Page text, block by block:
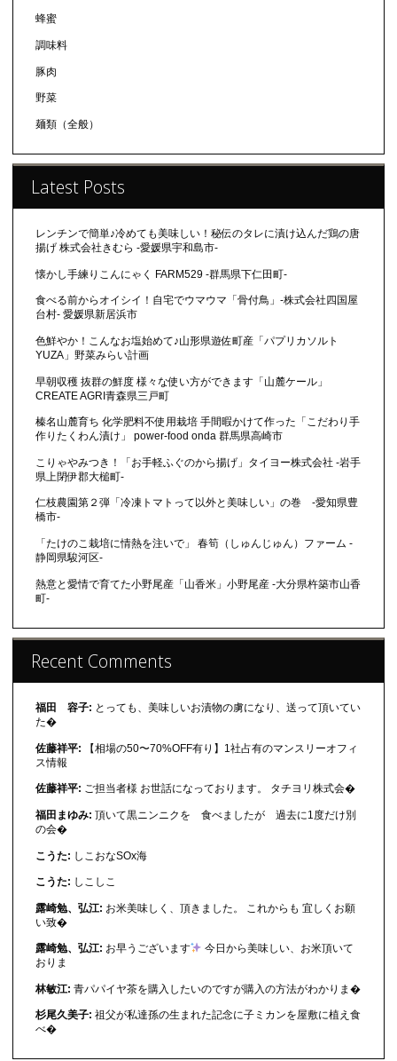
蜂蜜
調味料
豚肉
野菜
麺類（全般）
Latest Posts
レンチンで簡単♪冷めても美味しい！秘伝のタレに漬け込んだ鶏の唐
揚げ 株式会社きむら -愛媛県宇和島市-
懐かし手練りこんにゃく FARM529 -群馬県下仁田町-
食べる前からオイシイ！自宅でウマウマ「骨付鳥」-株式会社四国屋
台村- 愛媛県新居浜市
色鮮やか！こんなお塩始めて♪山形県遊佐町産「パプリカソルト
YUZA」野菜みらい計画
早朝収穫 抜群の鮮度 様々な使い方ができます「山麓ケール」
CREATE AGRI青森県三戸町
榛名山麓育ち 化学肥料不使用栽培 手間暇かけて作った「こだわり手
作りたくわん漬け」 power-food onda 群馬県高崎市
こりゃやみつき！「お手軽ふぐのから揚げ」タイヨー株式会社 -岩手
県上閉伊郡大槌町-
仁枝農園第２弾「冷凍トマトって以外と美味しい」の巻 -愛知県豊
橋市-
「たけのこ栽培に情熱を注いで」 春筍（しゅんじゅん）ファーム -
静岡県駿河区-
熱意と愛情で育てた小野尾産「山香米」小野尾産 -大分県杵築市山香
町-
Recent Comments
福田 容子: とっても、美味しいお漬物の虜になり、送って頂いてい
た�
佐藤祥平: 【相場の50〜70%OFF有り】1社占有のマンスリーオフィ
ス情報
佐藤祥平: ご担当者様 お世話になっております。 タチヨリ株式会�
福田まゆみ: 頂いて黒ニンニクを 食べましたが 過去に1度だけ別
の会�
こうた: しこおなSOx海
こうた: しこしこ
露崎勉、弘江: お米美味しく、頂きました。 これからも 宜しくお願
い致�
露崎勉、弘江: お早うございます
今日から美味しい、お米頂いて
おりま
林敏江: 青パパイヤ茶を購入したいのですが購入の方法がわかりま�
杉尾久美子: 祖父が私達孫の生まれた記念に子ミカンを屋敷に植え食
べ�